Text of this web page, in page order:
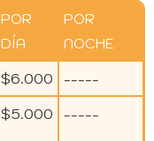
POR
DÍA
POR
NOCHE
$6.000
-----
$5.000 -----